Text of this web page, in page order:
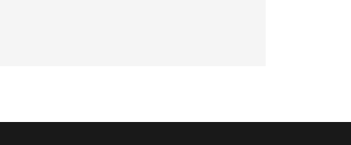
As empresas do concelho de Torres Vedras